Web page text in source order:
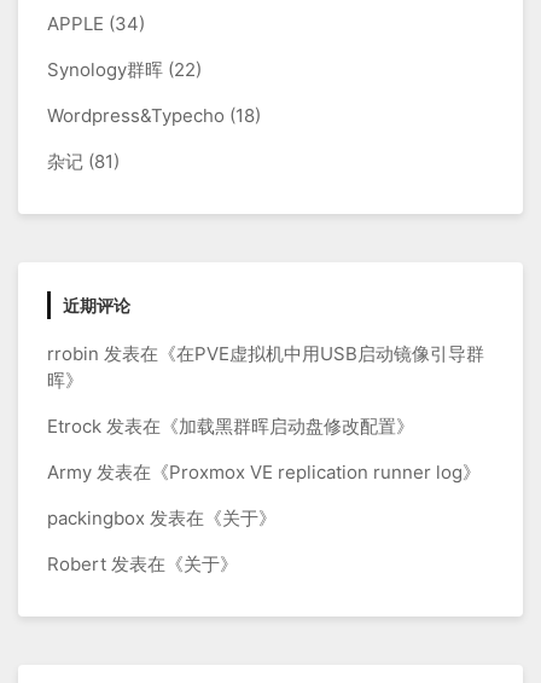
APPLE (34)
Synology群晖 (22)
Wordpress&Typecho (18)
杂记 (81)
近期评论
rrobin 发表在《在PVE虚拟机中用USB启动镜像引导群
晖》
Etrock 发表在《加载黑群晖启动盘修改配置》
Army 发表在《Proxmox VE replication runner log》
packingbox 发表在《关于》
Robert 发表在《关于》